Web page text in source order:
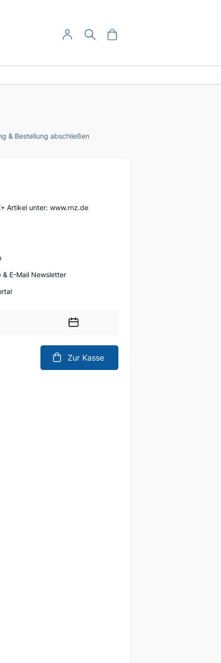
User-Menü
Anmelden
& Bestellung abschließen
Artikel unter: www.rnz.de
& E-Mail Newsletter
Datum
Zur Kasse